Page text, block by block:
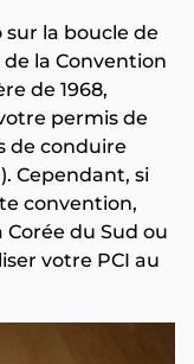
la boucle de
la Convention
de 1968,
permis de
de conduire
Cependant, si
convention,
Corée du Sud ou
votre PCI au